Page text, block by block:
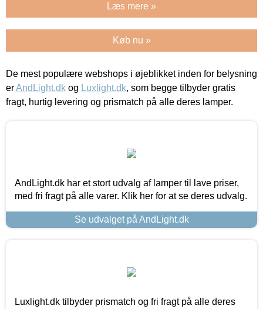
Læs mere »
Køb nu »
De mest populære webshops i øjeblikket inden for belysning
erAndLight.dk og Luxlight.dk, som begge tilbyder gratis
fragt, hurtig levering og prismatch på alle deres lamper.
AndLight.dk har et stort udvalg af lamper til lave priser,
med fri fragt på alle varer. Klik her for at se deres udvalg.
Se udvalget på AndLight.dk
Luxlight.dk tilbyder prismatch og fri fragt på alle deres